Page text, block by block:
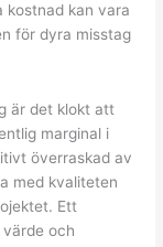
kostnad kan vara
för dyra misstag
är det klokt att
marginal i
överraskad av
med kvaliteten
Ett
och